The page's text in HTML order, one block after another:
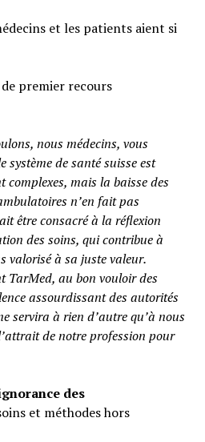
et les patients aient si
premier recours
nous médecins, vous
de santé suisse est
complexes, mais la baisse des
n’en fait pas
être consacré à la réflexion
des soins, qui contribue à
valorisé à sa juste valeur.
TarMed, au bon vouloir des
assourdissant des autorités
servira à rien d’autre qu’à nous
de notre profession pour
des
et méthodes hors